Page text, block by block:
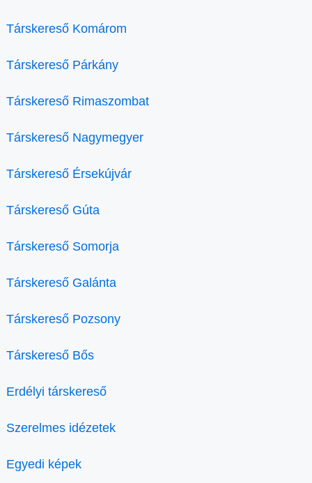
Társkereső Komárom
Társkereső Párkány
Társkereső Rimaszombat
Társkereső Nagymegyer
Társkereső Érsekújvár
Társkereső Gúta
Társkereső Somorja
Társkereső Galánta
Társkereső Pozsony
Társkereső Bős
Erdélyi társkereső
Szerelmes idézetek
Egyedi képek